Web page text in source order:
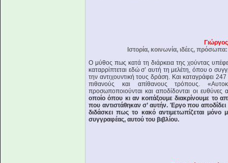
Ιστορία, κοινωνία, ιδέες,
Ο μύθος πως κατά τη διάρκεια της χούντας
καταρρίπτεται εδώ σ’ αυτή τη μελέτη, όπου ο
την αντιχουντική τους δράση. Και καταγράφει
πιθανούς και απίθανους τρόπους.
προσωποποιούνται και αποδίδονται οι
οποίο όπου κι αν κοιτάξουμε διακρίνουμε το
που αντιστάθηκαν σ’ αυτήν. Έργο που αποδίδει
διδάσκει πως το κακό αντιμετωπίζεται
συγγραφέας, αυτού του βιβλίου.